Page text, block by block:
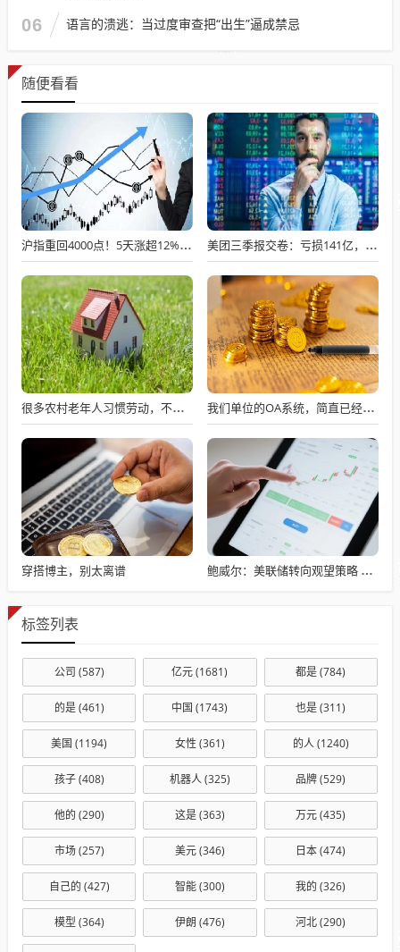
06 语言的溃逃：当过度审查把“出生”逼成禁忌
随便看看
沪指重回4000点！5天涨超12%的创业板 午后现惊险一刻！什么信号？ 美团三季报交卷：亏损141亿，“战损比”优势明显
很多农村老年人习惯劳动，不劳动就会闲出病来 我们单位的OA系统，简直已经成了累赘
穿搭博主，别太离谱 鲍威尔：美联储转向观望策略 目前加息不是基本预期
标签列表
公司 (587) 亿元(1681) 都是(784)
的是(461) 中国 (1743) 也是(311)
美国 (1194) 女性 (361) 的人(1240)
孩子(408) 机器人(325) 品牌(529)
他的 (290) 这是(363) 万元(435)
市场(257) 美元(346) 日本(474)
自己的 (427) 智能(300) 我的 (326)
模型 (364) 伊朗 (476) 河北(290)